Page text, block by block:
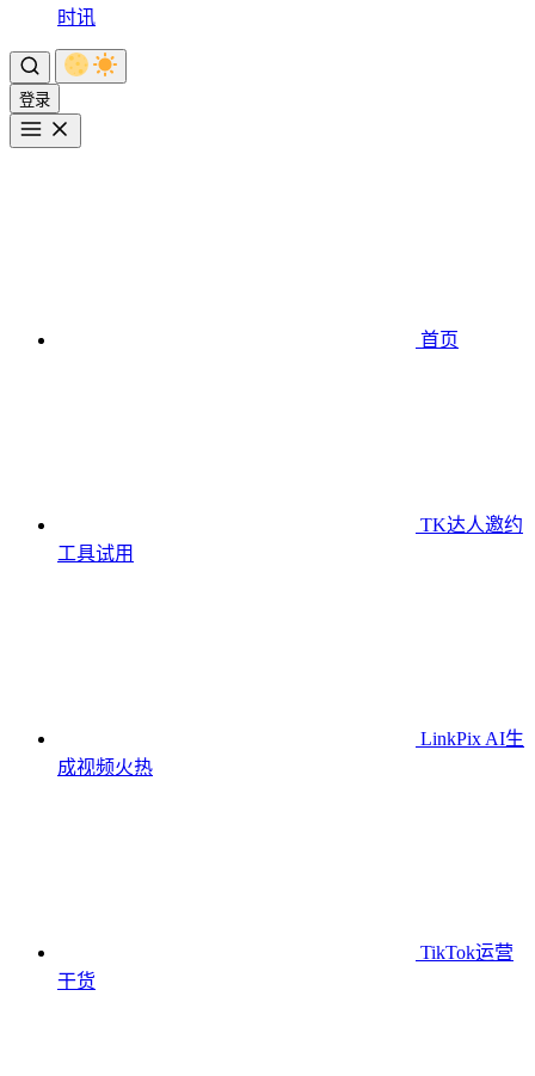
时讯
登录
首页
TK达人邀约
工具试用
LinkPix AI生
成视频火热
TikTok运营
干货